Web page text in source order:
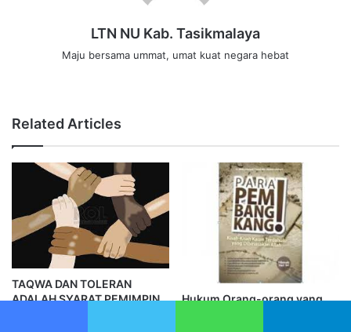
LTN NU Kab. Tasikmalaya
Maju bersama ummat, umat kuat negara hebat
Related Articles
TAQWA DAN TOLERAN
ADALAH SYARAT PEMIMPIN
Hukum Orang-orang yang